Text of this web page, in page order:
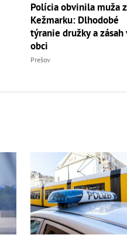
Polícia obvinila muža z
Kežmarku: Dlhodobé
týranie družky a zásah
obci
Prešov